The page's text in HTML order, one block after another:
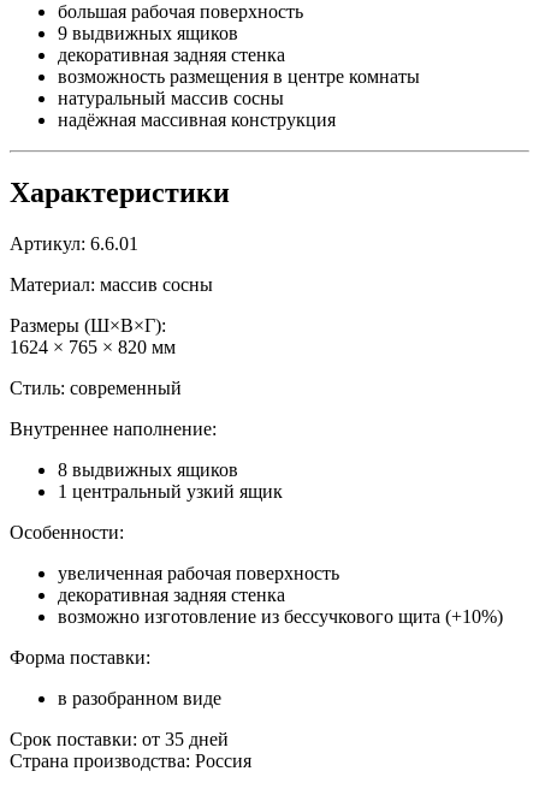
большая рабочая поверхность
9 выдвижных ящиков
декоративная задняя стенка
возможность размещения в центре комнаты
натуральный массив сосны
надёжная массивная конструкция
Характеристики
Артикул: 6.6.01
Материал: массив сосны
Размеры (Ш×В×Г):
1624 × 765 × 820 мм
Стиль: современный
Внутреннее наполнение:
8 выдвижных ящиков
1 центральный узкий ящик
Особенности:
увеличенная рабочая поверхность
декоративная задняя стенка
возможно изготовление из бессучкового щита (+10%)
Форма поставки:
в разобранном виде
Срок поставки: от 35 дней
Страна производства: Россия